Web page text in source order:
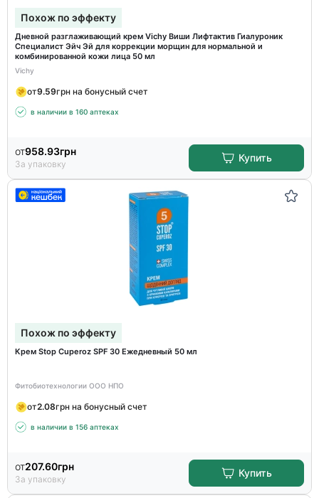
Похож по эффекту
Дневной разглаживающий крем Vichy Виши Лифтактив Гиалуроник
Специалист Эйч Эй для коррекции морщин для нормальной и
комбинированной кожи лица 50 мл
Vichy
от9.59грн на бонусный счет
в наличии в 160 аптеках
от958.93грн
За упаковку
Купить
Похож по эффекту
Крем Stop Cuperoz SPF 30 Ежедневный 50 мл
Фитобиотехнологии ООО НПО
от2.08грн на бонусный счет
в наличии в 156 аптеках
от207.60грн
За упаковку
Купить